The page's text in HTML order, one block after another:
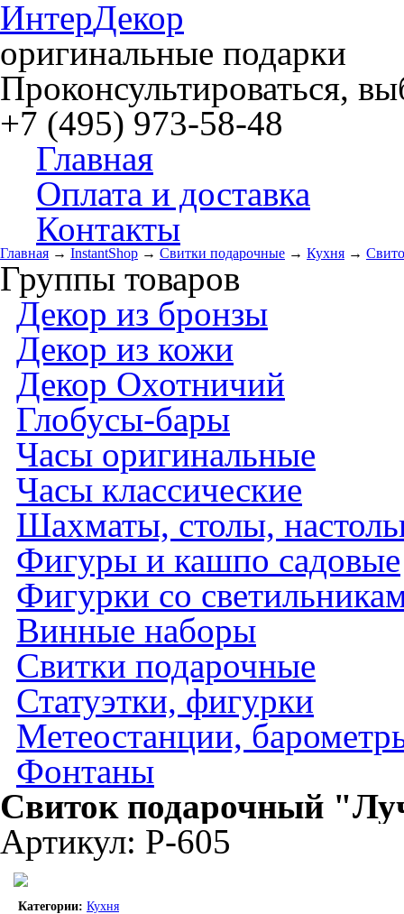
ИнтерДекор
оригинальные подарки
Проконсультироваться,
+7 (495) 973-58-48
Главная
Оплата и доставка
Контакты
Главная → InstantShop → Свитки подарочные → Кухня →
Группы товаров
Декор из бронзы
Декор из кожи
Декор Охотничий
Глобусы-бары
Часы оригинальные
Часы классические
Шахматы, столы,
Фигуры и кашпо садовые
Фигурки со
Винные наборы
Свитки подарочные
Статуэтки, фигурки
Метеостанции,
Фонтаны
Свиток подарочный
Артикул: Р-605
Категории: Кухня